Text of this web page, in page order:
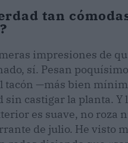
tan
impresiones de
sí. Pesan
tacón —más bien
sin castigar la planta. Y
es suave, no roza
de julio. He visto